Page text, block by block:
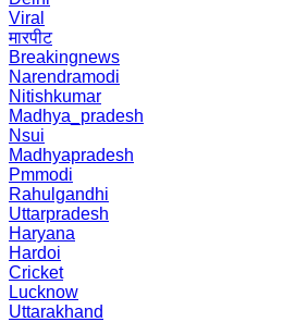
Viral
मारपीट
Breakingnews
Narendramodi
Nitishkumar
Madhya_pradesh
Nsui
Madhyapradesh
Pmmodi
Rahulgandhi
Uttarpradesh
Haryana
Hardoi
Cricket
Lucknow
Uttarakhand